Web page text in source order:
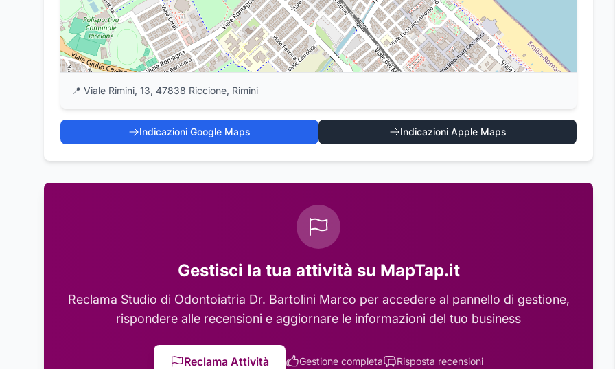
📍 Viale Rimini, 13, 47838 Riccione, Rimini
Indicazioni Google Maps Indicazioni Apple Maps
Gestisci la tua attività su MapTap.it
Reclama Studio di Odontoiatria Dr. Bartolini Marco per accedere al pannello di gestione,
rispondere alle recensioni e aggiornare le informazioni del tuo business
Reclama Attività Gestione completa Risposta recensioni